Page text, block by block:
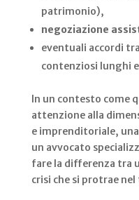
patrimonio),
negoziazione
eventuali accordi
contenziosi lunghi
In un contesto come
attenzione alla
e imprenditoriale, una
un avvocato
fare la differenza tra
crisi che si protrae